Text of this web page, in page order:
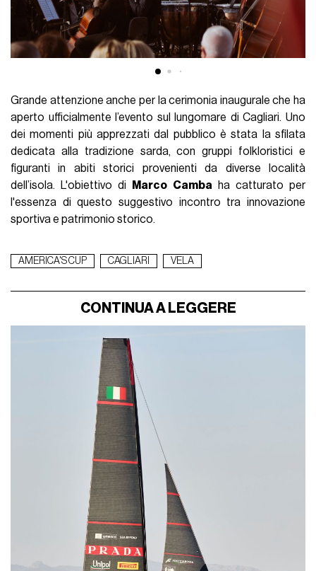
Grande attenzione anche per la cerimonia inaugurale che ha
aperto ufficialmente l’evento sul lungomare di Cagliari. Uno
dei momenti più apprezzati dal pubblico è stata la sfilata
dedicata alla tradizione sarda, con gruppi folkloristici e
figuranti in abiti storici provenienti da diverse località
dell’isola. L'obiettivo di
Marco Camba ha catturato per
l'essenza di questo suggestivo incontro tra innovazione
sportiva e patrimonio storico.
AMERICA'S CUP CAGLIARI VELA
CONTINUA A LEGGERE